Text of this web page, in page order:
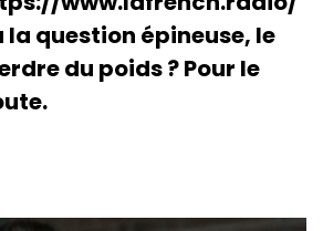
la question épineuse, le
du poids ? Pour le